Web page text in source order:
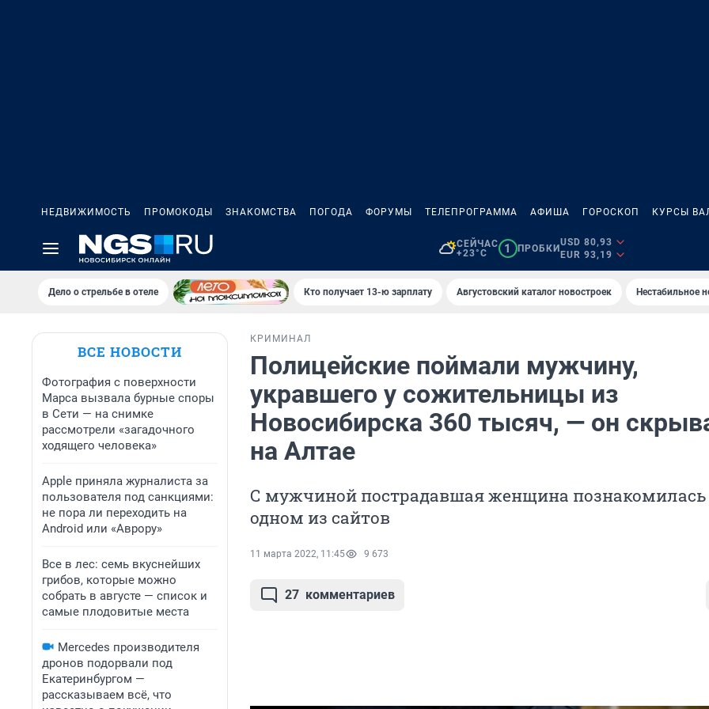
НЕДВИЖИМОСТЬ ПРОМОКОДЫ ЗНАКОМСТВА ПОГОДА ФОРУМЫ ТЕЛЕПРОГРАММА АФИША ГОРОСКОП КУРСЫ
СЕЙЧАС
+23°C
1 ПРОБКИ
USD 80,93
EUR 93,19
Дело о стрельбе в отеле Кто получает 13-ю зарплату Августовский каталог новостроек Нестабильное
ВСЕ НОВОСТИ
Фотография с поверхности
Марса вызвала бурные споры
в Сети — на снимке
рассмотрели «загадочного
ходящего человека»
Apple приняла журналиста за
пользователя под санкциями:
не пора ли переходить на
Android или «Аврору»
Все в лес: семь вкуснейших
грибов, которые можно
собрать в августе — список и
самые плодовитые места
Mercedes производителя
дронов подорвали под
Екатеринбургом —
рассказываем всё, что
КРИМИНАЛ
Полицейские поймали мужчину,
укравшего у сожительницы из
Новосибирска 360 тысяч, — он
на Алтае
С мужчиной пострадавшая женщина познакомилась
одном из сайтов
11 марта 2022, 11:45 9 673
27 комментариев